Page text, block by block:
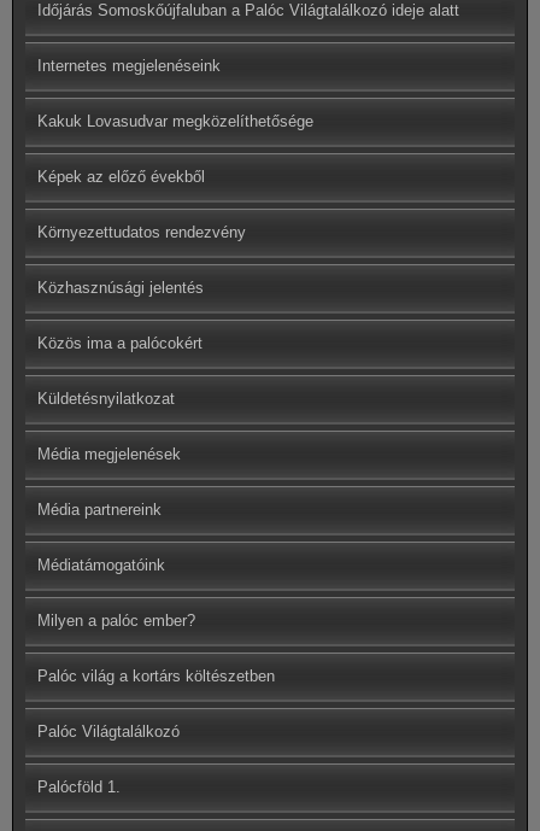
Időjárás Somoskőújfaluban a Palóc Világtalálkozó ideje alatt
Internetes megjelenéseink
Kakuk Lovasudvar megközelíthetősége
Képek az előző évekből
Környezettudatos rendezvény
Közhasznúsági jelentés
Közös ima a palócokért
Küldetésnyilatkozat
Média megjelenések
Média partnereink
Médiatámogatóink
Milyen a palóc ember?
Palóc világ a kortárs költészetben
Palóc Világtalálkozó
Palócföld 1.